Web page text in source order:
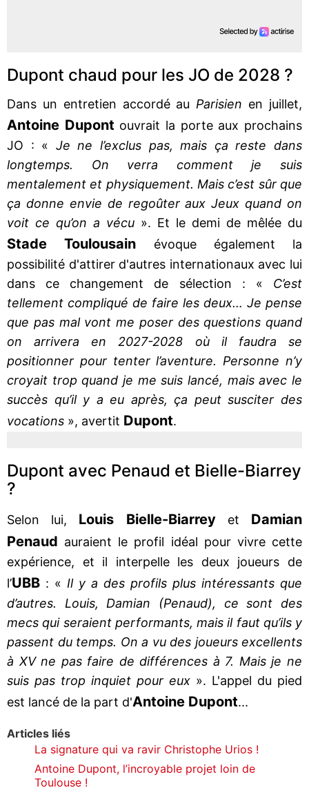
Dupont chaud pour les JO de 2028 ?
Dans un entretien accordé au Parisien en juillet,
Antoine Dupont ouvrait la porte aux prochains
JO : « Je ne l’exclus pas, mais ça reste dans
longtemps. On verra comment je suis
mentalement et physiquement. Mais c’est sûr que
ça donne envie de regoûter aux Jeux quand on
voit ce qu’on a vécu ». Et le demi de mêlée du
Stade Toulousain évoque également la
possibilité d'attirer d'autres internationaux avec lui
dans ce changement de sélection : « C’est
tellement compliqué de faire les deux… Je pense
que pas mal vont me poser des questions quand
on arrivera en 2027-2028 où il faudra se
positionner pour tenter l’aventure. Personne n’y
croyait trop quand je me suis lancé, mais avec le
succès qu’il y a eu après, ça peut susciter des
vocations », avertit Dupont.
Dupont avec Penaud et Bielle-Biarrey
?
Selon lui, Louis Bielle-Biarreyet Damian
Penaud auraient le profil idéal pour vivre cette
expérience, et il interpelle les deux joueurs de
l’UBB : « Il y a des profils plus intéressants que
d’autres. Louis, Damian (Penaud), ce sont des
mecs qui seraient performants, mais il faut qu’ils y
passent du temps. On a vu des joueurs excellents
à XV ne pas faire de différences à 7. Mais je ne
suis pas trop inquiet pour eux ». L'appel du pied
est lancé de la part d'Antoine Dupont...
Articles liés
La signature qui va ravir Christophe Urios !
Antoine Dupont, l’incroyable projet loin de
Toulouse !